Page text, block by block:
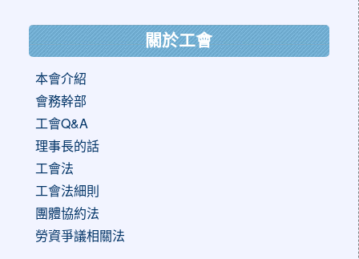
關於工會
本會介紹
會務幹部
工會Q&A
理事長的話
工會法
工會法細則
團體協約法
勞資爭議相關法